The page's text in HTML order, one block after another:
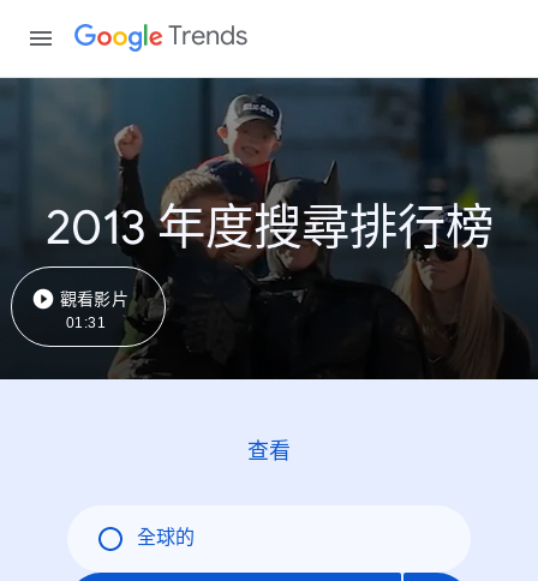
Trends
2013 年度搜尋排行榜
觀看影片
01:31
查看
全球的